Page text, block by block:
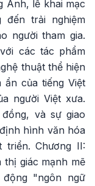
Anh, lễ khai mạc
đến trải nghiệm
người tham gia.
các tác phẩm
thuật thể hiện
của tiếng Việt
người Việt xưa.
và sự giao
hình văn hóa
Chương II:
thị giác mạnh mẽ
"ngôn ngữ